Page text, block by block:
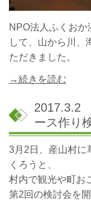
NPO法人ふくおか
して、山から川、
ただきました。
→続きを読む
2017.3.2
ース作り
3月2日、産山村に
くろうと、
村内で観光や町お
第2回の検討会を開